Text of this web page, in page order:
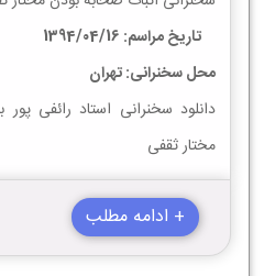
تاریخ مراسم: 1394/04/16
محل سخنرانی: تهران
دانلود سخنرانی استاد رائفی
مختار ثقفی
+ ادامه مطلب